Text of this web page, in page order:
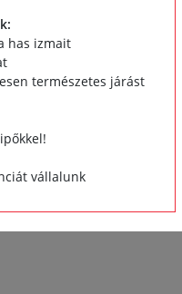
has izmait
természetes járást
vállalunk